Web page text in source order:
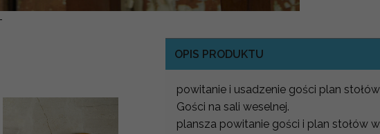
OPIS PRODUKTU
powitanie i usadzenie gości plan
Gości na sali weselnej.
plansza powitanie gości i plan stołów